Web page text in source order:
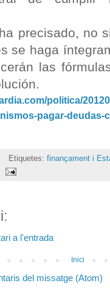
precisado, no
se haga
las
de
politica/
pagar-deudas-
Etiquetes: finançament i
a l'entrada
Inici
del missatge (Atom)